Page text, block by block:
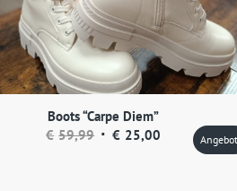
Boots “Carpe Diem”
€ 59,99 Ursprünglicher
€ 25,00 Aktueller